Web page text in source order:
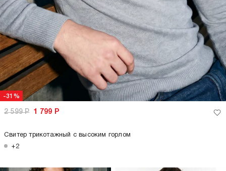
-31%
2 599Р 1 799 Р
Свитер трикотажный с высоким горлом
+2